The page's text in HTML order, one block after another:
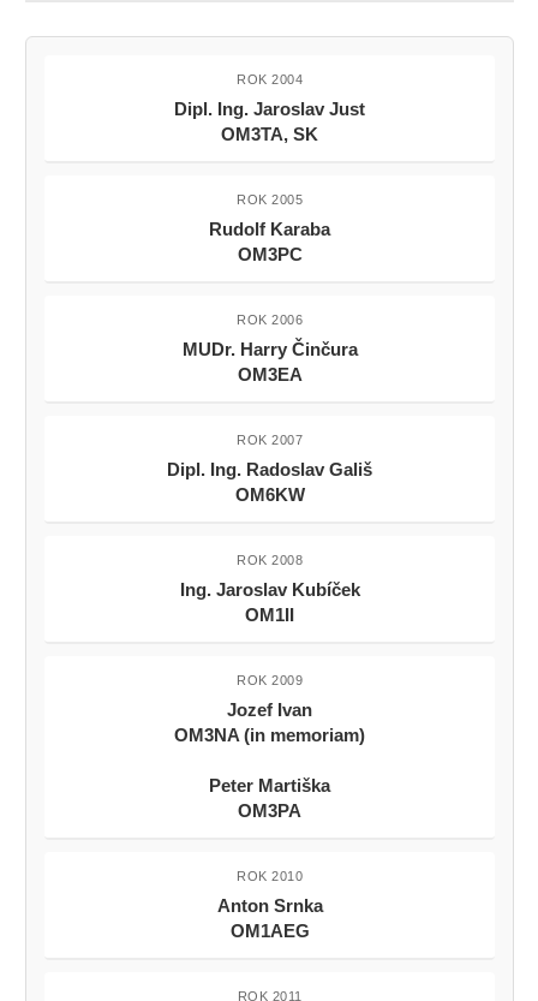
ROK 2004
Dipl. Ing. Jaroslav Just
OM3TA, SK
ROK 2005
Rudolf Karaba
OM3PC
ROK 2006
MUDr. Harry Činčura
OM3EA
ROK 2007
Dipl. Ing. Radoslav Gališ
OM6KW
ROK 2008
Ing. Jaroslav Kubíček
OM1II
ROK 2009
Jozef Ivan
OM3NA (in memoriam)
Peter Martiška
OM3PA
ROK 2010
Anton Srnka
OM1AEG
ROK 2011